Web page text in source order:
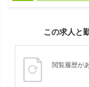
この求人と
閲覧履歴が